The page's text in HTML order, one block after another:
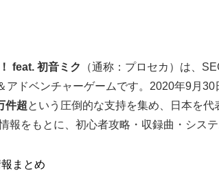
feat. 初音ミク
（通称：プロセカ）は、
アドベンチャーゲームです。2020年9月30
件超という圧倒的な支持を集め、日本を代
報をもとに、初心者攻略・収録曲・シス
まとめ